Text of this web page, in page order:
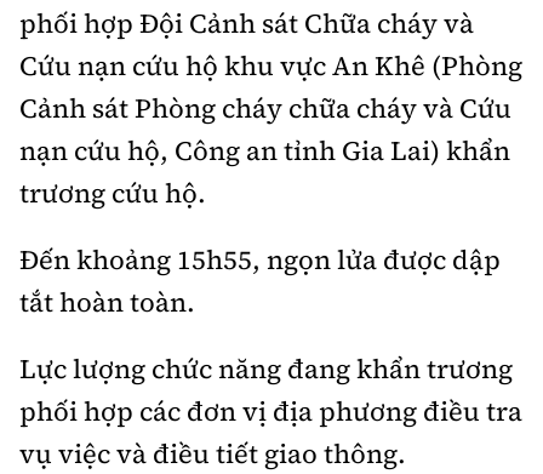
Thông tin tòa
soạn
phối hợp Đội Cảnh sát Chữa cháy và
Cứu nạn cứu hộ khu vực An Khê (Phòng
Cảnh sát Phòng cháy chữa cháy và Cứu
nạn cứu hộ, Công an tỉnh Gia Lai) khẩn
trương cứu hộ.
Đến khoảng 15h55, ngọn lửa được dập
tắt hoàn toàn.
Lực lượng chức năng đang khẩn trương
phối hợp các đơn vị địa phương điều tra
vụ việc và điều tiết giao thông.